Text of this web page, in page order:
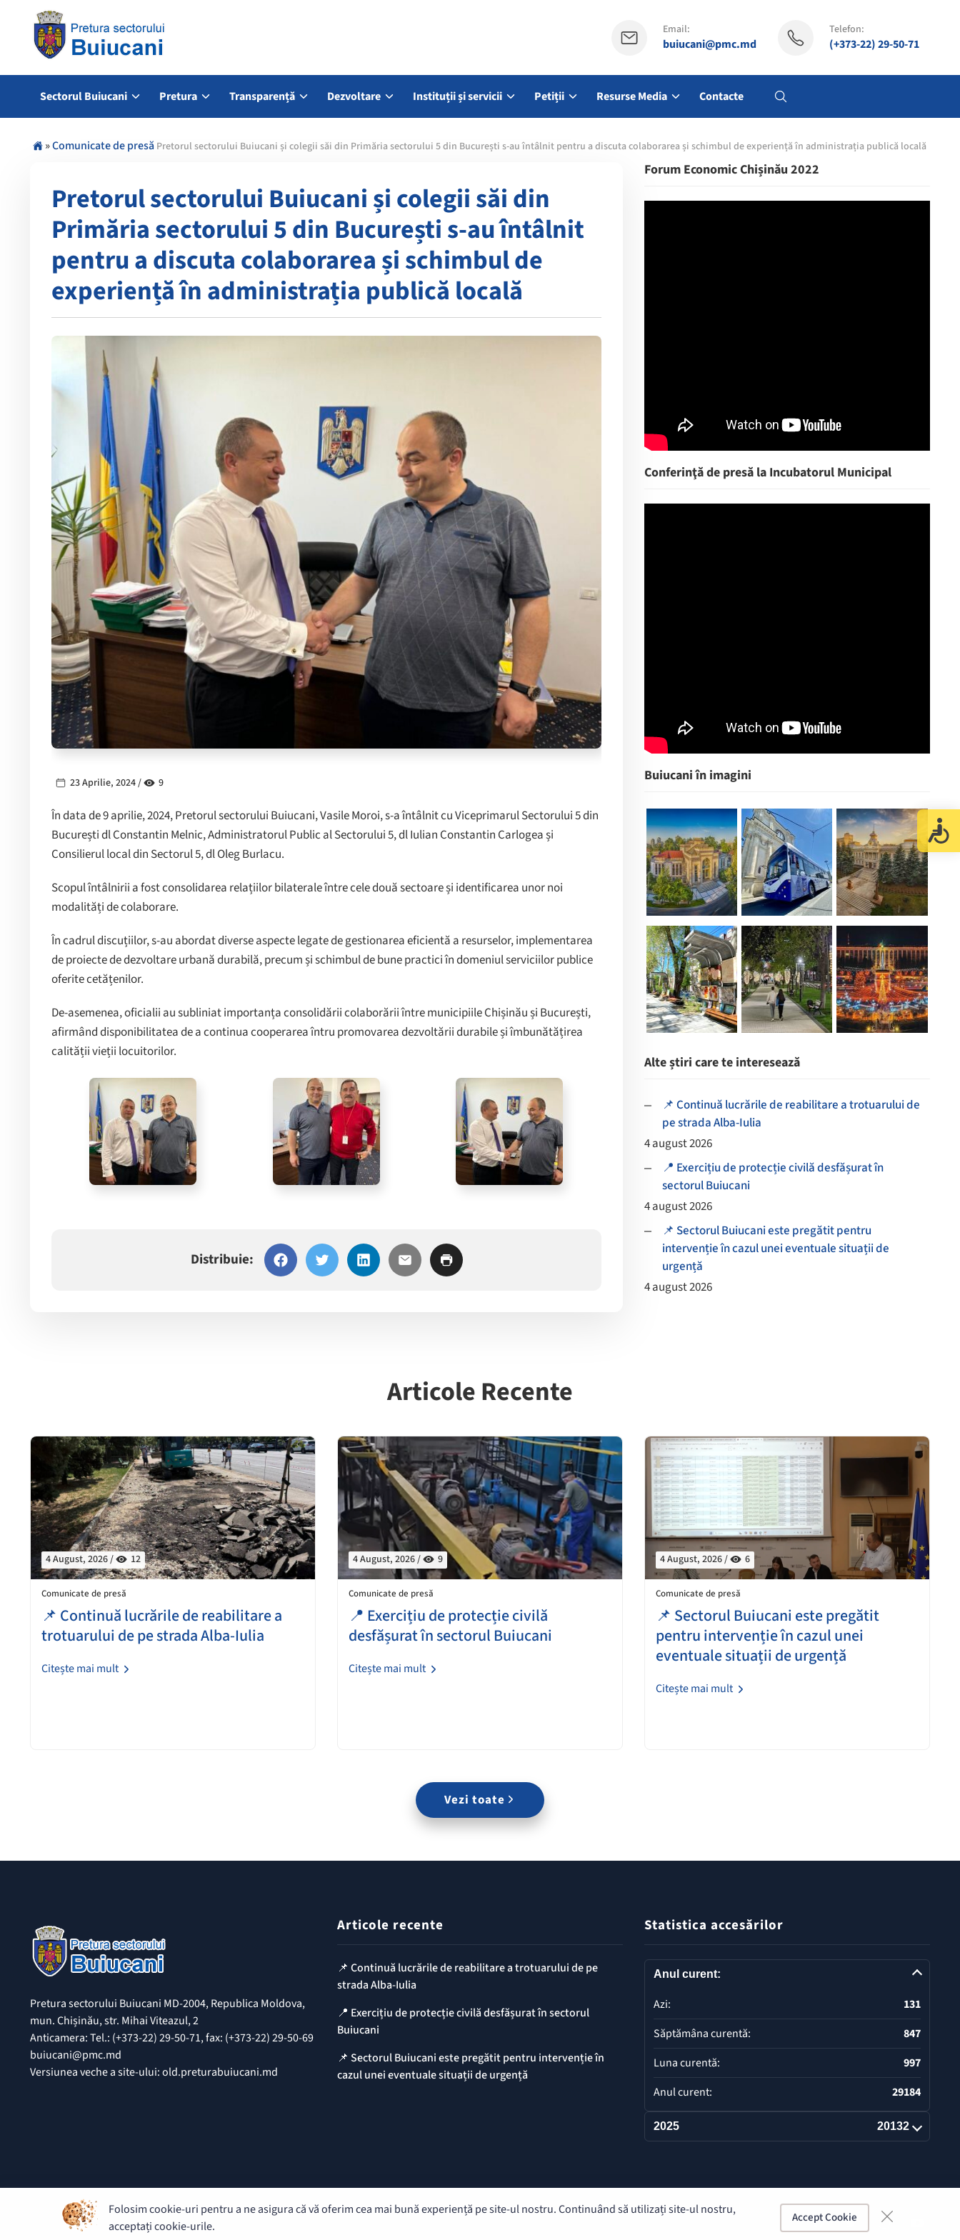
Email:
buiucani@pmc.md
Telefon:
(+373-22) 29-50-71
Sectorul Buiucani Pretura Transparență Dezvoltare Instituții și servicii Petiții Resurse Media Contacte
»Comunicate de presă Pretorul sectorului Buiucani și colegii săi din Primăria sectorului 5 din București s-au întâlnit pentru a discuta colaborarea și schimbul de experiență în administrația publică locală
Pretorul sectorului Buiucani și colegii săi din
Primăria sectorului 5 din București s-au întâlnit
pentru a discuta colaborarea și schimbul de
experiență în administrația publică locală
23 Aprilie, 2024 / 9
În data de 9 aprilie, 2024, Pretorul sectorului Buiucani, Vasile Moroi, s-a întâlnit cu Viceprimarul Sectorului 5 din
București dl Constantin Melnic, Administratorul Public al Sectorului 5, dl Iulian Constantin Carlogea și
Consilierul local din Sectorul 5, dl Oleg Burlacu.
Scopul întâlnirii a fost consolidarea relațiilor bilaterale între cele două sectoare și identificarea unor noi
modalități de colaborare.
În cadrul discuțiilor, s-au abordat diverse aspecte legate de gestionarea eficientă a resurselor, implementarea
de proiecte de dezvoltare urbană durabilă, precum și schimbul de bune practici în domeniul serviciilor publice
oferite cetățenilor.
De-asemenea, oficialii au subliniat importanța consolidării colaborării între municipiile Chișinău și București,
afirmând disponibilitatea de a continua cooperarea întru promovarea dezvoltării durabile și îmbunătățirea
calității vieții locuitorilor.
Distribuie:
Forum Economic Chișinău 2022
Conferinţă de presă la Incubatorul Municipal
Buiucani în imagini
Alte știri care te interesează
📌 Continuă lucrările de reabilitare a trotuarului de
pe strada Alba-Iulia
4 august 2026
📍 Exercițiu de protecție civilă desfășurat în
sectorul Buiucani
4 august 2026
📌 Sectorul Buiucani este pregătit pentru
intervenție în cazul unei eventuale situații de
urgență
4 august 2026
Articole Recente
4 August, 2026 / 12
Comunicate de presă
📌 Continuă lucrările de reabilitare a
trotuarului de pe strada Alba-Iulia
Citește mai mult
4 August, 2026 / 9
Comunicate de presă
📍 Exercițiu de protecție civilă
desfășurat în sectorul Buiucani
Citește mai mult
4 August, 2026 / 6
Comunicate de presă
📌 Sectorul Buiucani este pregătit
pentru intervenție în cazul unei
eventuale situații de urgență
Citește mai mult
Vezi toate
Pretura sectorului Buiucani MD-2004, Republica Moldova,
mun. Chișinău, str. Mihai Viteazul, 2
Anticamera: Tel.: (+373-22) 29-50-71, fax: (+373-22) 29-50-69
buiucani@pmc.md
Versiunea veche a site-ului: old.preturabuiucani.md
Articole recente
📌 Continuă lucrările de reabilitare a trotuarului de pe
strada Alba-Iulia
📍 Exercițiu de protecție civilă desfășurat în sectorul
Buiucani
📌 Sectorul Buiucani este pregătit pentru intervenție în
cazul unei eventuale situații de urgență
Statistica accesărilor
Anul curent:
Azi:
131
Săptămâna curentă:
847
Luna curentă:
997
Anul curent:
29184
2025 20132
Deschide
© 2026 Pretura Buiucani - Toate drepturile rezervate.
Folosim cookie-uri pentru a ne asigura că vă oferim cea mai bună experiență pe site-ul nostru. Continuând să utilizați site-ul nostru,
acceptați cookie-urile.
Accept Cookie